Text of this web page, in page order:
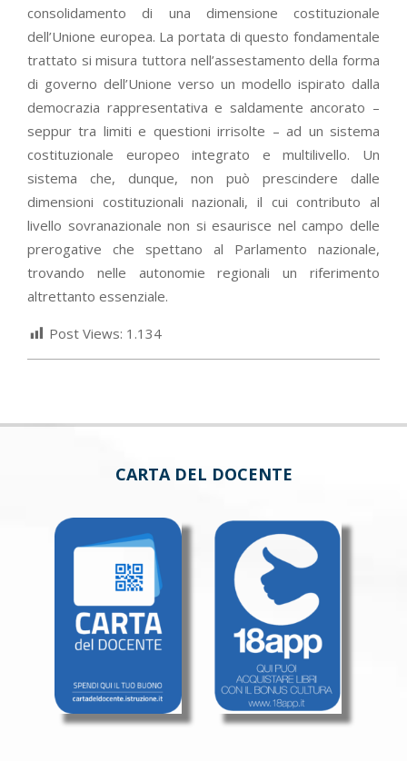
consolidamento di una dimensione costituzionale
dell’Unione europea. La portata di questo fondamentale
trattato si misura tuttora nell’assestamento della forma
di governo dell’Unione verso un modello ispirato dalla
democrazia rappresentativa e saldamente ancorato –
seppur tra limiti e questioni irrisolte – ad un sistema
costituzionale europeo integrato e multilivello. Un
sistema che, dunque, non può prescindere dalle
dimensioni costituzionali nazionali, il cui contributo al
livello sovranazionale non si esaurisce nel campo delle
prerogative che spettano al Parlamento nazionale,
trovando nelle autonomie regionali un riferimento
altrettanto essenziale.
Post Views: 1.134
CARTA DEL DOCENTE